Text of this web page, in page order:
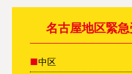
名古屋地区緊
中区